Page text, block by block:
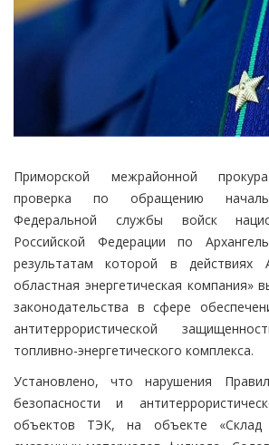
Приморской межрайонной
проверка по обращению
Федеральной службы войск
Российской Федерации по
результатам которой в действиях
областная энергетическая компания»
законодательства в сфере
антитеррористической
топливно-энергетического комплекса.
Установлено, что нарушения
безопасности и
объектов ТЭК, на объекте «Склад